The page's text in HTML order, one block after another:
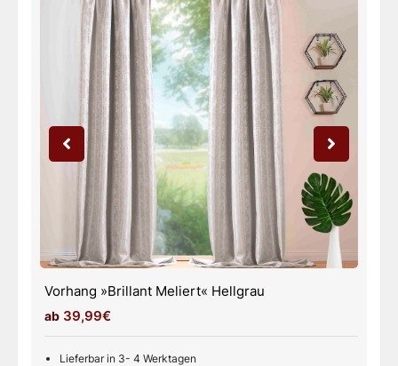
Vorhang »Brillant Meliert« Weiß
39,99€
Lieferbar in 3- 4 Werktagen